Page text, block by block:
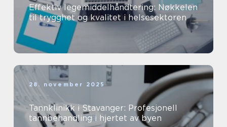
Effektiv legemiddelhåndtering: Nøkkelen
til trygghet og kvalitet i helsesektoren
28. november 2025
Tannklinikk i Stavanger: Profesjonell
tannbehandling i hjertet av byen